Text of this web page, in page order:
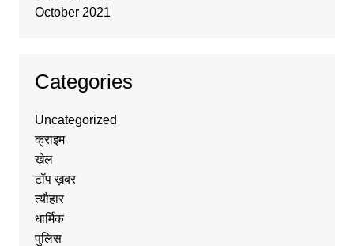
October 2021
Categories
Uncategorized
क्राइम
खेल
टॉप ख़बर
त्यौहार
धार्मिक
पुलिस